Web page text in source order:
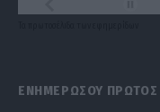
ΕΝΗΜΕΡΩΣΟΥ ΠΡΩΤΟΣ